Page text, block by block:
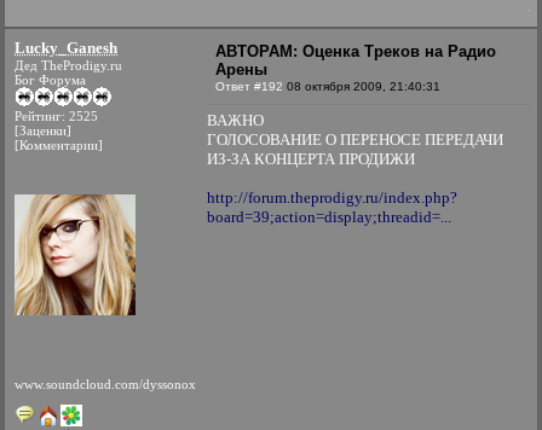
Lucky_Ganesh
Дед TheProdigy.ru
Бог Форума
Рейтинг: 2525
[Заценки]
[Комментарии]
www.soundcloud.com/dyssonox
АВТОРАМ: Оценка Треков на Радио
Арены
Ответ #192 08 октября 2009, 21:40:31
ВАЖНО
ГОЛОСОВАНИЕ О ПЕРЕНОСЕ ПЕРЕДАЧИ
ИЗ-ЗА КОНЦЕРТА ПРОДИЖИ
http://forum.theprodigy.ru/index.php?
board=39;action=display;threadid=...